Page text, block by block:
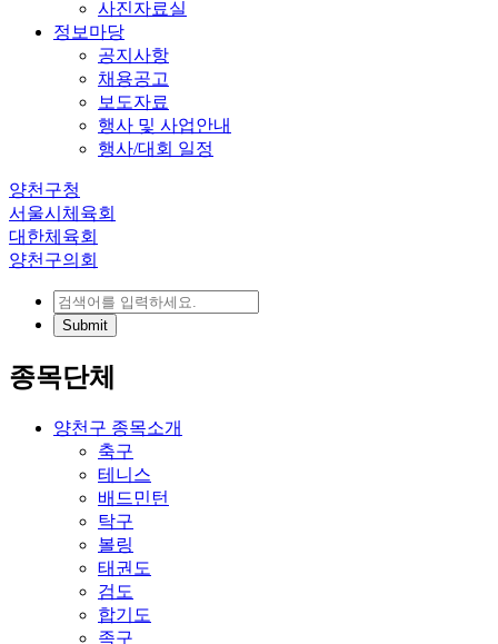
사진자료실
정보마당
공지사항
채용공고
보도자료
행사 및 사업안내
행사/대회 일정
양천구청
서울시체육회
대한체육회
양천구의회
종목단체
양천구 종목소개
축구
테니스
배드민턴
탁구
볼링
태권도
검도
합기도
족구